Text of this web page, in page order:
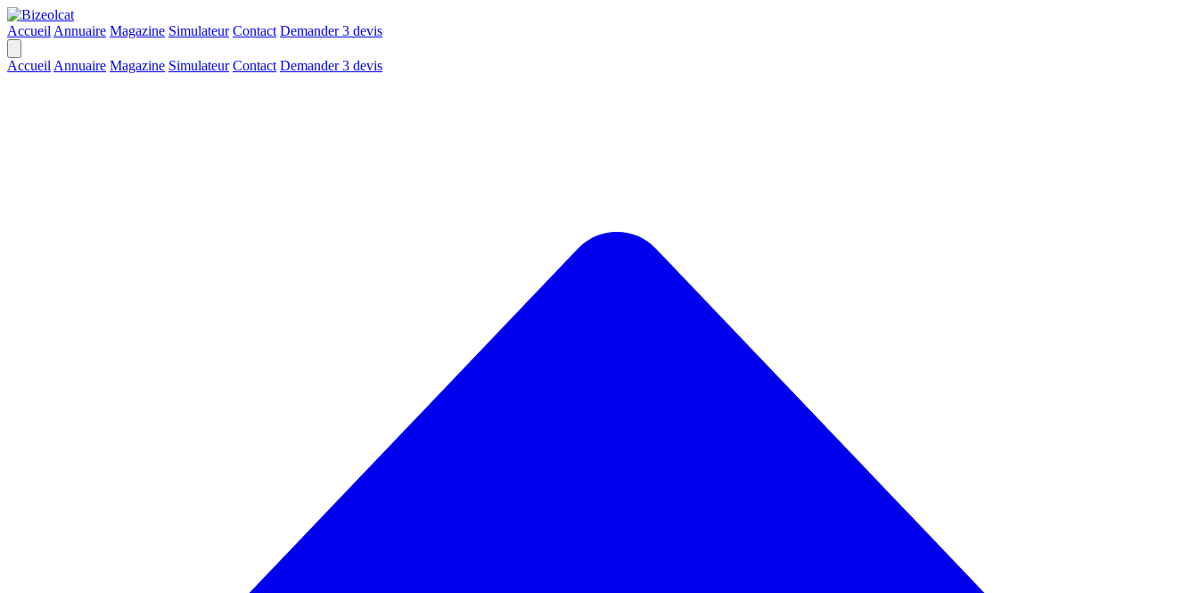
Accueil Annuaire Magazine Simulateur Contact Demander 3 devis
Accueil Annuaire Magazine Simulateur Contact Demander 3 devis